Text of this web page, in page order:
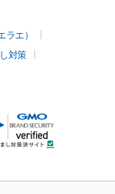
エ）
対策